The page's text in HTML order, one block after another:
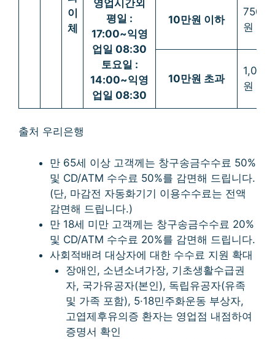
이
체
영업시간외
평일 :
17:00~익영
업일 08:30
토요일 :
14:00~익영
업일 08:30
10만원 이하
750
원
10만원 초과
1,000
원
출처 우리은행
만 65세 이상 고객께는 창구송금수수료 50%
및 CD/ATM 수수료 50%를 감면해 드립니다.
(단, 마감전 자동화기기 이용수수료는 전액
감면해 드립니다.)
만 18세 미만 고객께는 창구송금수수료 20%
및 CD/ATM 수수료 20%를 감면해 드립니다.
사회적배려 대상자에 대한 수수료 지원 확대
장애인, 소년소녀가장, 기초생활수급권
자, 국가유공자(본인), 독립유공자(유족
및 가족 포함), 5·18민주화운동 부상자,
고엽제후유의증 환자는 영업점 내점하여
증명서 확인